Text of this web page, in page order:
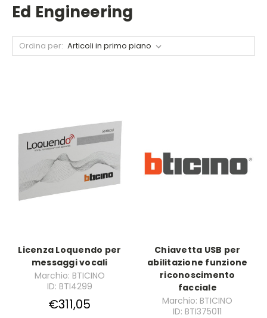
Ed Engineering
Ordina per:
Licenza Loquendo per
messaggi vocali
Marchio: BTICINO
ID: BTI4299
€311,05
Chiavetta USB per
abilitazione funzione
riconoscimento
facciale
Marchio: BTICINO
ID: BTI375011